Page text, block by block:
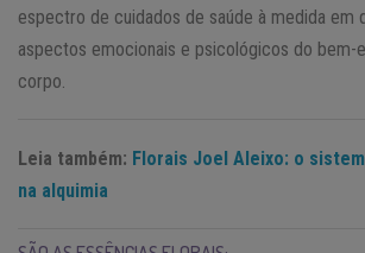
espectro de cuidados de saúde à medida em
aspectos emocionais e psicológicos do bem-
corpo.
Leia também: Florais Joel Aleixo: o
na alquimia